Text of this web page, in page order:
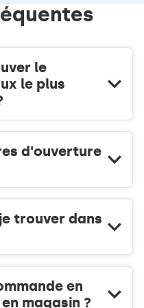
le
le plus
d'ouverture
trouver dans
en
magasin ?